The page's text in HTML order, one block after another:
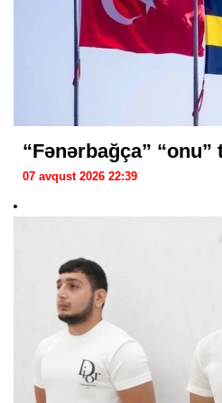
“Fənərbağça” “onu”
07 avqust 2026 22:39